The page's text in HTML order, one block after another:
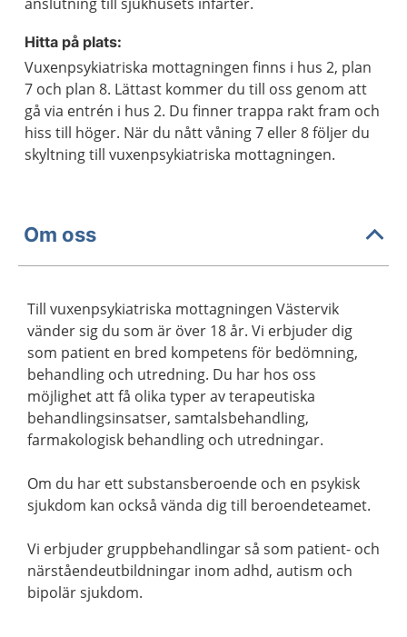
Hitta på plats:
Vuxenpsykiatriska mottagningen finns i hus 2, plan
7 och plan 8. Lättast kommer du till oss genom att
gå via entrén i hus 2. Du finner trappa rakt fram och
hiss till höger. När du nått våning 7 eller 8 följer du
skyltning till vuxenpsykiatriska mottagningen.
Om oss
Till vuxenpsykiatriska mottagningen Västervik
vänder sig du som är över 18 år. Vi erbjuder dig
som patient en bred kompetens för bedömning,
behandling och utredning. Du har hos oss
möjlighet att få olika typer av terapeutiska
behandlingsinsatser, samtalsbehandling,
farmakologisk behandling och utredningar.
Om du har ett substansberoende och en psykisk
sjukdom kan också vända dig till beroendeteamet.
Vi erbjuder gruppbehandlingar så som patient- och
närståendeutbildningar inom adhd, autism och
bipolär sjukdom.